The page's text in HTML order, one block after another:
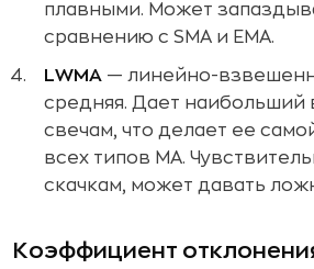
плавными. Может
сравнению с SMA и EMA.
LWMA — линейно-
средняя. Дает наибольший
свечам, что делает ее
всех типов MA.
скачкам, может давать
Коэффициент